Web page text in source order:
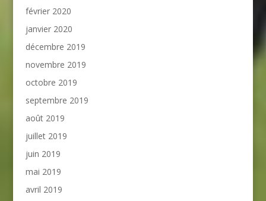
février 2020
janvier 2020
décembre 2019
novembre 2019
octobre 2019
septembre 2019
août 2019
juillet 2019
juin 2019
mai 2019
avril 2019